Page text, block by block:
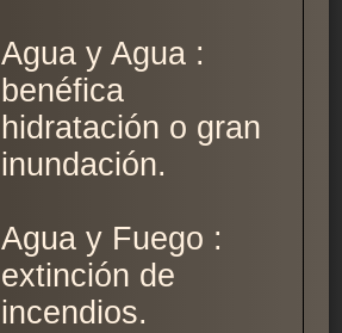
Agua y Agua :
benéfica
hidratación o gran
inundación.
Agua y Fuego :
extinción de
incendios.